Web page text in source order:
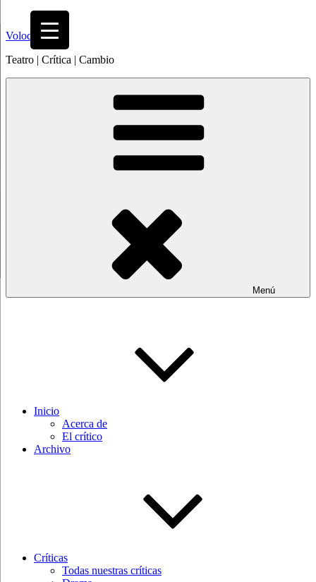
contenido
Volodia
Teatro | Crítica | Cambio
Menú
Inicio
Acerca de
El crítico
Archivo
Críticas
Todas nuestras críticas